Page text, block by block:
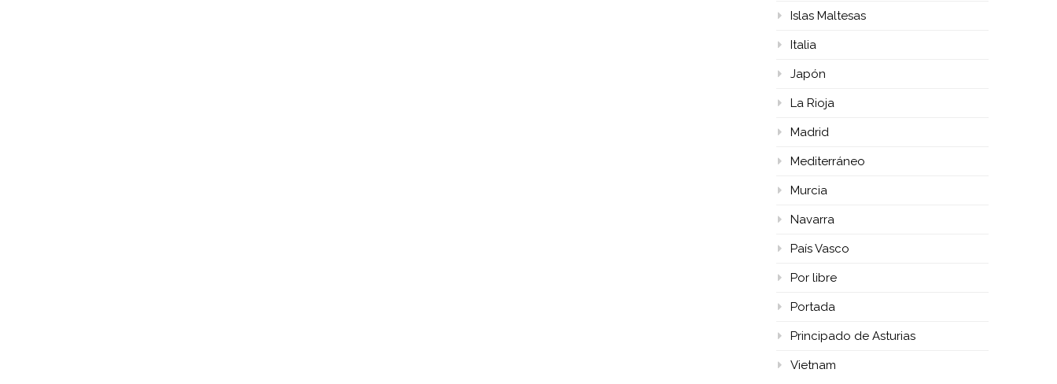
Islas Maltesas
Italia
Japón
La Rioja
Madrid
Mediterráneo
Murcia
Navarra
País Vasco
Por libre
Portada
Principado de Asturias
Vietnam